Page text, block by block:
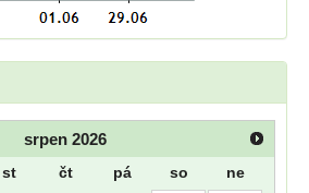
srpen 2026
st čt pá so ne